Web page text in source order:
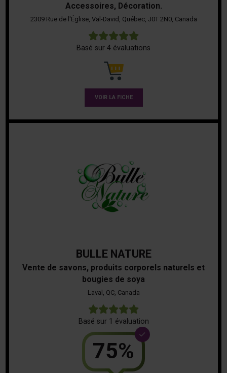
Accessoires, Décoration.
2309 Rue de l'Église, Val-David, Québec, J0T 2N0, Canada
Basé sur 4 évaluations
VOIR LA FICHE
BULLE NATURE
Vente de savons, produits corporels naturels et
bougies de soya
Laval, QC, Canada
Basé sur 1 évaluation
75%